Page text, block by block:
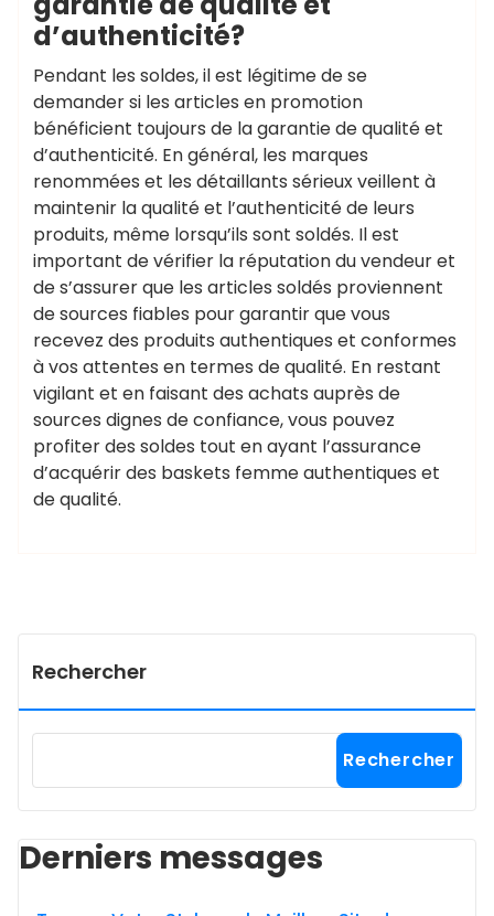
d’authenticité?
Pendant les soldes, il est légitime de se
demander si les articles en promotion
bénéficient toujours de la garantie de qualité et
d’authenticité. En général, les marques
renommées et les détaillants sérieux veillent à
maintenir la qualité et l’authenticité de leurs
produits, même lorsqu’ils sont soldés. Il est
important de vérifier la réputation du vendeur et
de s’assurer que les articles soldés proviennent
de sources fiables pour garantir que vous
recevez des produits authentiques et conformes
à vos attentes en termes de qualité. En restant
vigilant et en faisant des achats auprès de
sources dignes de confiance, vous pouvez
profiter des soldes tout en ayant l’assurance
d’acquérir des baskets femme authentiques et
de qualité.
Rechercher
Rechercher
Derniers messages